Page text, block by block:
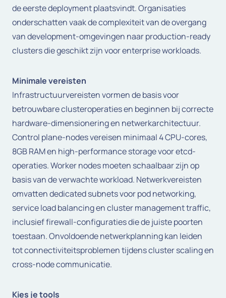
de eerste deployment plaatsvindt. Organisaties
onderschatten vaak de complexiteit van de overgang
van development-omgevingen naar production-ready
clusters die geschikt zijn voor enterprise workloads.
Minimale vereisten
Infrastructuurvereisten vormen de basis voor
betrouwbare clusteroperaties en beginnen bij correcte
hardware-dimensionering en netwerkarchitectuur.
Control plane-nodes vereisen minimaal 4 CPU-cores,
8GB RAM en high-performance storage voor etcd-
operaties. Worker nodes moeten schaalbaar zijn op
basis van de verwachte workload. Netwerkvereisten
omvatten dedicated subnets voor pod networking,
service load balancing en cluster management traffic,
inclusief firewall-configuraties die de juiste poorten
toestaan. Onvoldoende netwerkplanning kan leiden
tot connectiviteitsproblemen tijdens cluster scaling en
cross-node communicatie.
Kies je tools